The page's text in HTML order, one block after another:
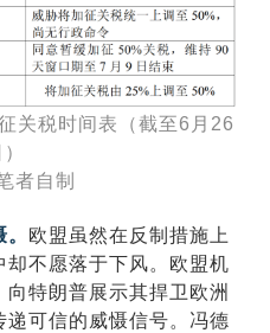
关税时间表（截至6月26
者自制
欧盟虽然在反制措施上
不愿落于下风。 欧盟机
特朗普展示其捍卫欧洲
可信的威慑信号。 冯德